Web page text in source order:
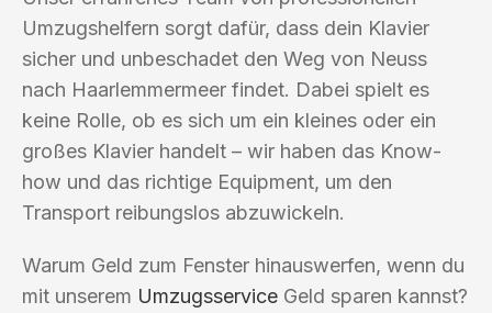
Umzugshelfern sorgt dafür, dass dein Klavier
sicher und unbeschadet den Weg von Neuss
nach Haarlemmermeer findet. Dabei spielt es
keine Rolle, ob es sich um ein kleines oder ein
großes Klavier handelt – wir haben das Know-
how und das richtige Equipment, um den
Transport reibungslos abzuwickeln.
Warum Geld zum Fenster hinauswerfen, wenn du
mit unserem Umzugsservice Geld sparen kannst?